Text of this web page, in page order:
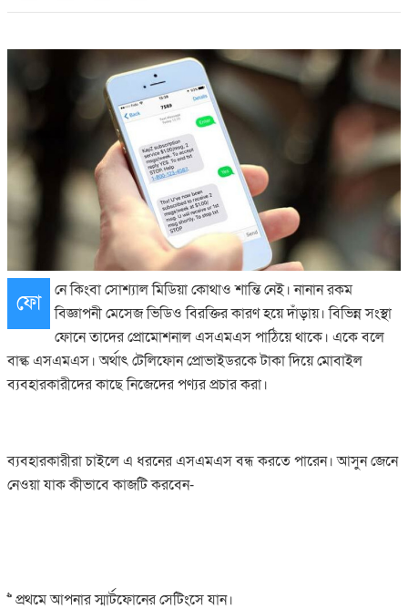
ফো
নে কিংবা সোশ্যাল মিডিয়া কোথাও শান্তি নেই। নানান রকম
বিজ্ঞাপনী মেসেজ ভিডিও বিরক্তির কারণ হয়ে দাঁড়ায়। বিভিন্ন সংস্থা
ফোনে তাদের প্রোমোশনাল এসএমএস পাঠিয়ে থাকে। একে বলে
বাল্ক এসএমএস। অর্থাৎ টেলিফোন প্রোভাইডরকে টাকা দিয়ে মোবাইল
ব্যবহারকারীদের কাছে নিজেদের পণ্যর প্রচার করা।
ব্যবহারকারীরা চাইলে এ ধরনের এসএমএস বন্ধ করতে পারেন। আসুন জেনে
নেওয়া যাক কীভাবে কাজটি করবেন-
>> প্রথমে আপনার স্মার্টফোনের সেটিংসে যান।